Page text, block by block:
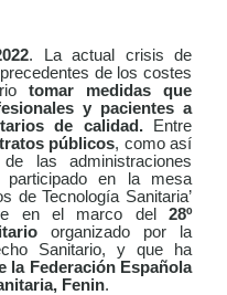
. La actual crisis de
de los costes
tomar medidas que
y pacientes a
de calidad.
Entre
públicos, como así
las administraciones
en la mesa
de Tecnología Sanitaria’
en el marco del 28º
organizado por la
Sanitario, y que ha
la Federación Española
Fenin.